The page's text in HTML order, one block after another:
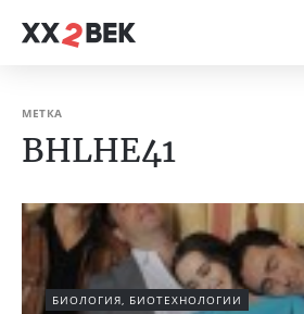
МЕТКА
BHLHE41
БИОЛОГИЯ, БИОТЕХНОЛОГИИ